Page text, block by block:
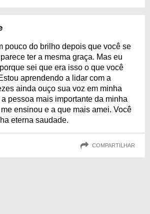
pouco do brilho depois que você se
ter a mesma graça. Mas eu
sei que era isso o que você
aprendendo a lidar com a
ainda ouço sua voz em minha
pessoa mais importante da minha
ensinou e a que mais amei. Você
eterna saudade.
COMPARTILHAR